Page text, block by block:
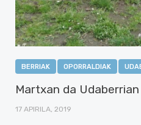
BERRIAK OPORRALDIAK
Martxan da
17 APIRILA, 2019